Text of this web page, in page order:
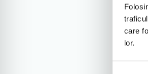
care
lor.